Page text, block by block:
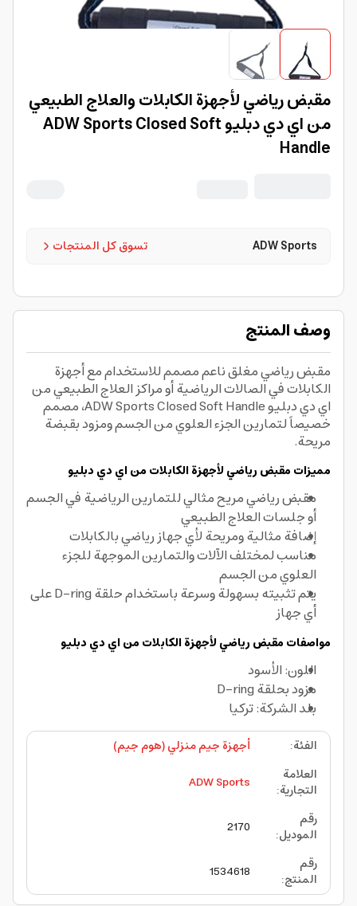
مقبض رياضي لأجهزة الكابلات والعلاج الطبيعي
من اي دي دبليو ADW Sports Closed Soft
Handle
تسوق كل المنتجات ADW Sports
وصف المنتج
مقبض رياضي مغلق ناعم مصمم للاستخدام مع أجهزة
الكابلات في الصالات الرياضية أو مراكز العلاج الطبيعي من
اي دي دبليو ADW Sports Closed Soft Handle، مصمم
خصيصاً لتمارين الجزء العلوي من الجسم ومزود بقبضة
مريحة.
مميزات مقبض رياضي لأجهزة الكابلات من اي دي دبليو
مقبض رياضي مريح مثالي للتمارين الرياضية في الجسم
أو جلسات العلاج الطبيعي
إضافة مثالية ومريحة لأي جهاز رياضي بالكابلات
مناسب لمختلف الآلات والتمارين الموجهة للجزء
العلوي من الجسم
يتم تثبيته بسهولة وسرعة باستخدام حلقة D-ring على
أي جهاز
مواصفات مقبض رياضي لأجهزة الكابلات من اي دي دبليو
اللون: الأسود
مزود بحلقة D-ring
بلد الشركة: تركيا
الفئة:
أجهزة جيم منزلي (هوم جيم)
العلامة
التجارية:
ADW Sports
رقم
الموديل:
2170
رقم
المنتج:
1534618